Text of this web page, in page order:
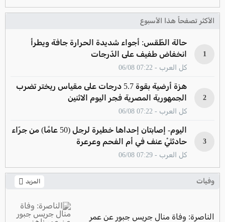
الأكثر تصفحاً هذا الأسبوع
1
حالة الطّقس: أجواء شديدة الحرارة جافة ويطرأ
انخفاض طفيف على الدّرجات
كل العرب - 07:22 06/08
2
هزة أرضية بقوة 5.7 درجات على مقياس ريختر تضرب
الجمهورية المصرية فجر اليوم الاثنين
كل العرب - 07:22 06/08
3
اليوم- إصابتان إحداها خطيرة لرجل (50 عامًا) من جرّاء
حادثتَيْ عنف في أم الفحم وعرعرة
كل العرب - 07:29 06/08
وفيات المزيد
الناصرة: وفاة منال جريس جبور عن عمر